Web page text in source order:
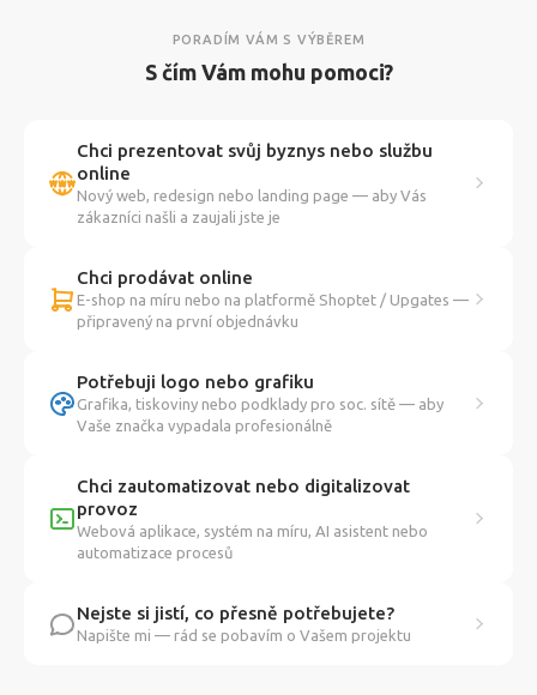
PORADÍM VÁM S VÝBĚREM
S čím Vám mohu pomoci?
Chci prezentovat svůj byznys nebo službu
online
Nový web, redesign nebo landing page — aby Vás
zákazníci našli a zaujali jste je
Chci prodávat online
E-shop na míru nebo na platformě Shoptet / Upgates —
připravený na první objednávku
Potřebuji logo nebo grafiku
Grafika, tiskoviny nebo podklady pro soc. sítě — aby
Vaše značka vypadala profesionálně
Chci zautomatizovat nebo digitalizovat
provoz
Webová aplikace, systém na míru, AI asistent nebo
automatizace procesů
Nejste si jistí, co přesně potřebujete?
Napište mi — rád se pobavím o Vašem projektu